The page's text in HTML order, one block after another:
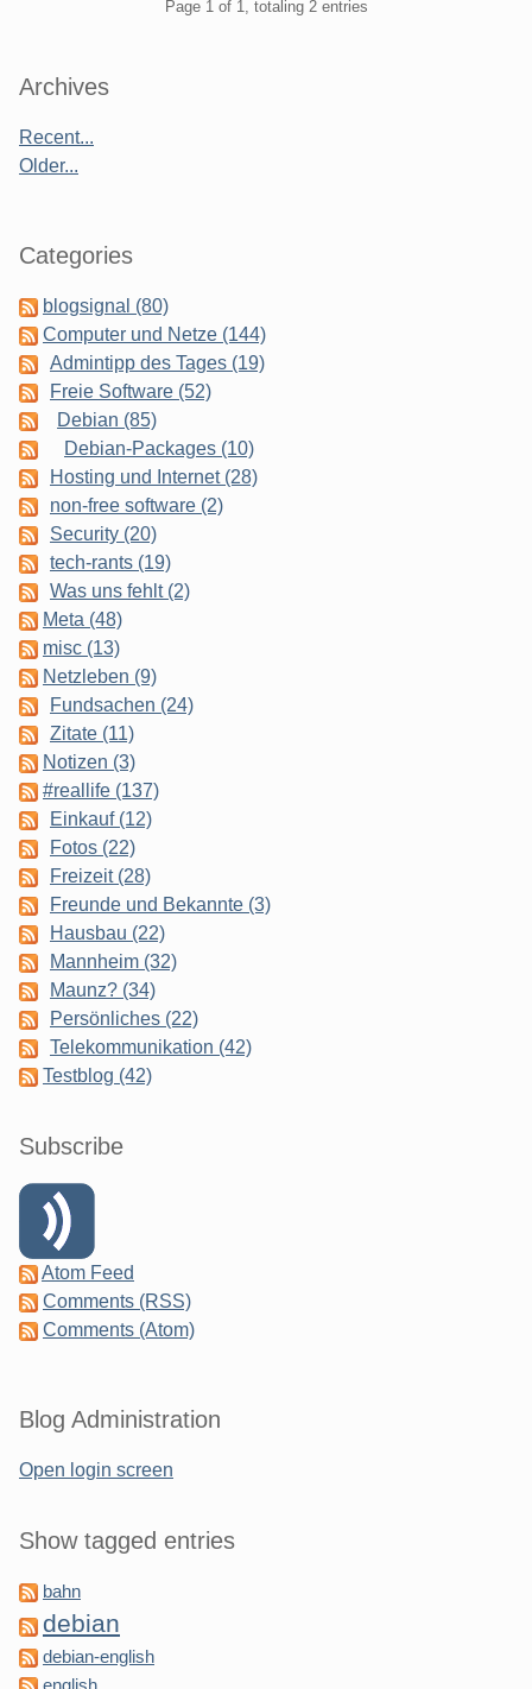
Page 1 of 1, totaling 2 entries
Sidebar
Archives
Recent...
Older...
Categories
blogsignal (80)
Computer und Netze (144)
Admintipp des Tages (19)
Freie Software (52)
Debian (85)
Debian-Packages (10)
Hosting und Internet (28)
non-free software (2)
Security (20)
tech-rants (19)
Was uns fehlt (2)
Meta (48)
misc (13)
Netzleben (9)
Fundsachen (24)
Zitate (11)
Notizen (3)
#reallife (137)
Einkauf (12)
Fotos (22)
Freizeit (28)
Freunde und Bekannte (3)
Hausbau (22)
Mannheim (32)
Maunz? (34)
Persönliches (22)
Telekommunikation (42)
Testblog (42)
Subscribe
Atom Feed
Comments (RSS)
Comments (Atom)
Blog Administration
Open login screen
Show tagged entries
bahn
debian
debian-english